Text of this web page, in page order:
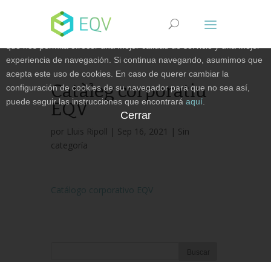
Uso de Cookies en esta web
Este sitio web utiliza cookies para recopilar información anónima
experiencia de navegación. Si continua navegando, asumimos que
acepta este uso de cookies. En caso de querer cambiar la
configuración de cookies de su navegador para que no sea así,
puede seguir las instrucciones que encontrará aquí
Cerrar
Catàleg corporatiu
EQV
por Lluis Ripoll | Sep 16, 2021 | Sin
categoría
Catálogo corporativo EQV